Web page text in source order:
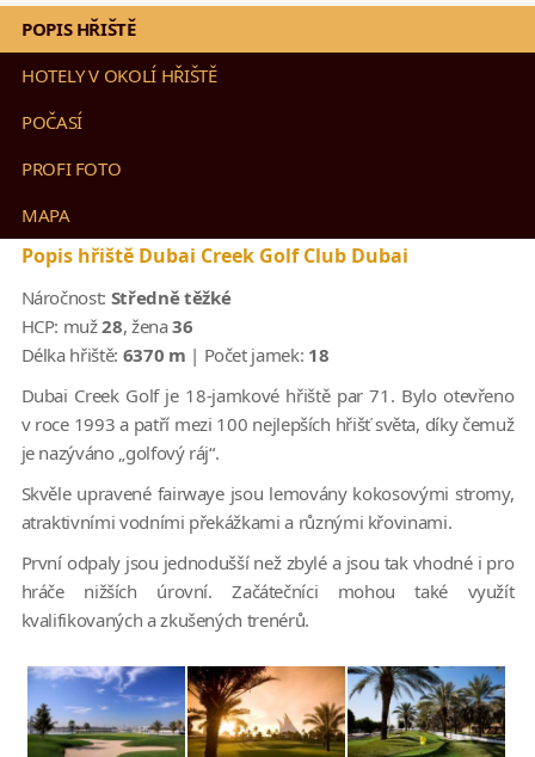
POPIS HŘIŠTĚ
HOTELY V OKOLÍ HŘIŠTĚ
POČASÍ
PROFI FOTO
MAPA
Popis hřiště Dubai Creek Golf Club Dubai
Náročnost: Středně těžké
HCP: muž28, žena36
Délka hřiště: 6370 m | Počet jamek: 18
Dubai Creek Golf je 18-jamkové hřiště par 71. Bylo otevřeno
v roce 1993 a patří mezi 100 nejlepších hřišť světa, díky čemuž
je nazýváno „golfový ráj“.
Skvěle upravené fairwaye jsou lemovány kokosovými stromy,
atraktivními vodními překážkami a různými křovinami.
První odpaly jsou jednodušší než zbylé a jsou tak vhodné i pro
hráče nižších úrovní. Začátečníci mohou také využít
kvalifikovaných a zkušených trenérů.